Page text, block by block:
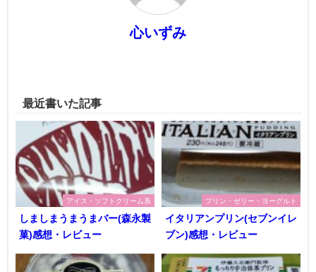
心いずみ
最近書いた記事
アイス・ソフトクリーム系
しましまうまうまバー(森永製
菓)感想・レビュー
プリン・ゼリー・ヨーグルト
イタリアンプリン(セブンイレ
ブン)感想・レビュー